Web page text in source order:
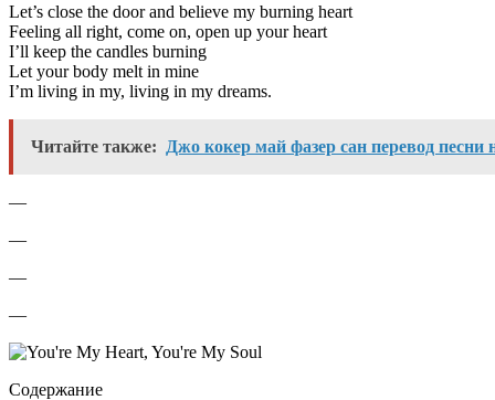
Let’s close the door and believe my burning heart
Feeling all right, come on, open up your heart
I’ll keep the candles burning
Let your body melt in mine
I’m living in my, living in my dreams.
Читайте также: Джо кокер май фазер сан перевод песни
—
—
—
—
Содержание